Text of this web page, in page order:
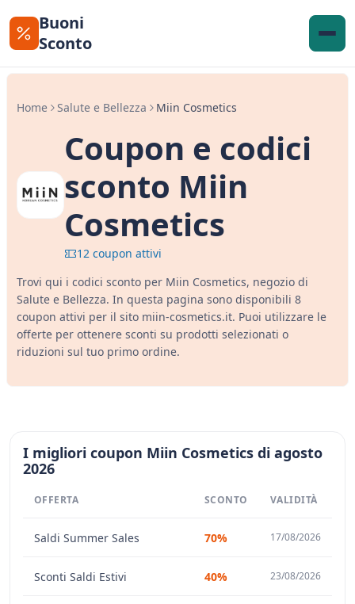
Buoni
Sconto
Home Salute e Bellezza Miin Cosmetics
Coupon e codici
sconto Miin
Cosmetics
12 coupon attivi
Trovi qui i codici sconto per Miin Cosmetics, negozio di
Salute e Bellezza. In questa pagina sono disponibili 8
coupon attivi per il sito miin-cosmetics.it. Puoi utilizzare le
offerte per ottenere sconti su prodotti selezionati o
riduzioni sul tuo primo ordine.
I migliori coupon Miin Cosmetics di agosto
2026
OFFERTA SCONTO VALIDITÀ
Saldi Summer Sales 70% 17/08/2026
Sconti Saldi Estivi 40% 23/08/2026